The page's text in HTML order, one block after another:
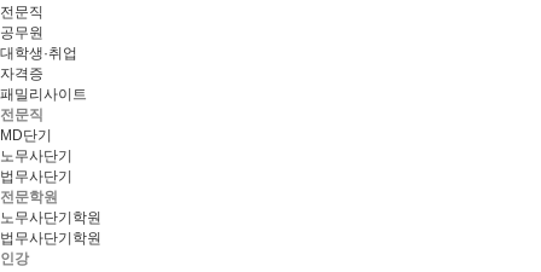
전문직
공무원
대학생·취업
자격증
패밀리사이트
전문직
MD단기
노무사단기
법무사단기
전문학원
노무사단기학원
법무사단기학원
인강